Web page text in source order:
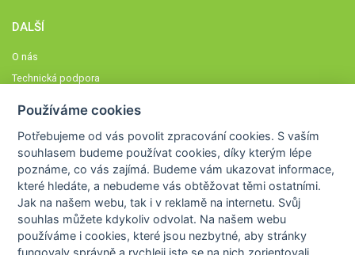
DALŠÍ
O nás
Technická podpora
Členové STOBklubu
Zásady nakládání s osobními údaji
Otestujte se
Spočítejte si
Výzva 52
Používáme cookies
Potřebujeme od vás povolit zpracování cookies. S vaším
souhlasem budeme používat cookies, díky kterým lépe
poznáme,co vás zajímá. Budeme vám ukazovat informace,
které hledáte, a nebudeme vás obtěžovat těmi ostatními.
Jak na našem webu, tak i v reklamě na internetu. Svůj
souhlas můžete kdykoliv odvolat. Na našem webu
používáme i cookies, které jsou nezbytné, aby stránky
fungovaly správně a rychleji jste se na nich zorientovali.